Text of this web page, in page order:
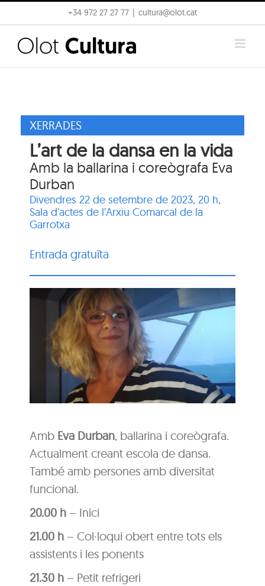
to
content
+34 972 27 27 77 cultura@olot.cat
XERRADES
L’art de la dansa en la vida
Amb la ballarina i coreògrafa Eva
Durban
Divendres 22 de setembre de 2023, 20 h,
Sala d’actes de l’Arxiu Comarcal de la
Garrotxa
Entrada gratuïta
Amb Eva Durban, ballarina i coreògrafa.
Actualment creant escola de dansa.
També amb persones amb diversitat
funcional.
20.00 h – Inici
21.00 h – Col·loqui obert entre tots els
assistents i les ponents
21.30 h – Petit refrigeri